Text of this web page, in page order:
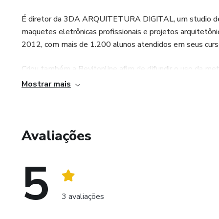
É diretor da 3DA ARQUITETURA DIGITAL, um studio
maquetes eletrônicas profissionais e projetos
2012, com mais de 1.200 alunos atendidos em seus
Criou também a Revitonline afim de difundir o uso da
desmistificar o uso do Revit, como ferramenta de
Mostrar mais
Avaliações
5 3 avaliações